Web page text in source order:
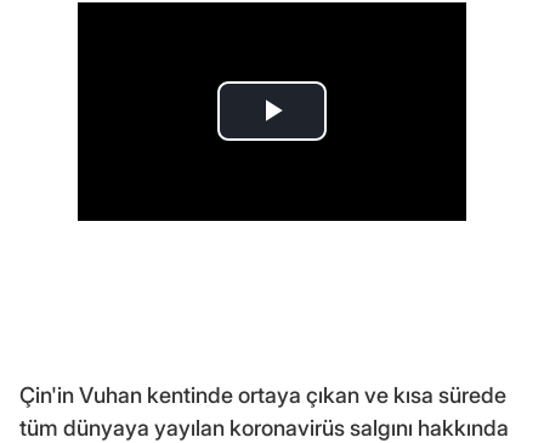
Çin'in Vuhan kentinde ortaya çıkan ve kısa sürede
tüm dünyaya yayılan koronavirüs salgını hakkında